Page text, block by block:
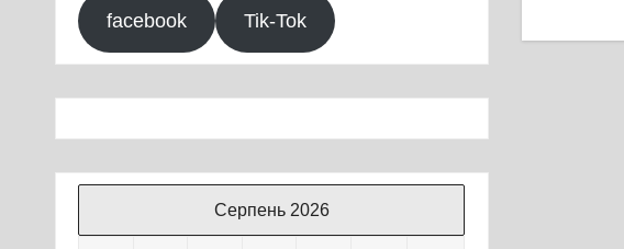
facebook Tik-Tok
Серпень 2026